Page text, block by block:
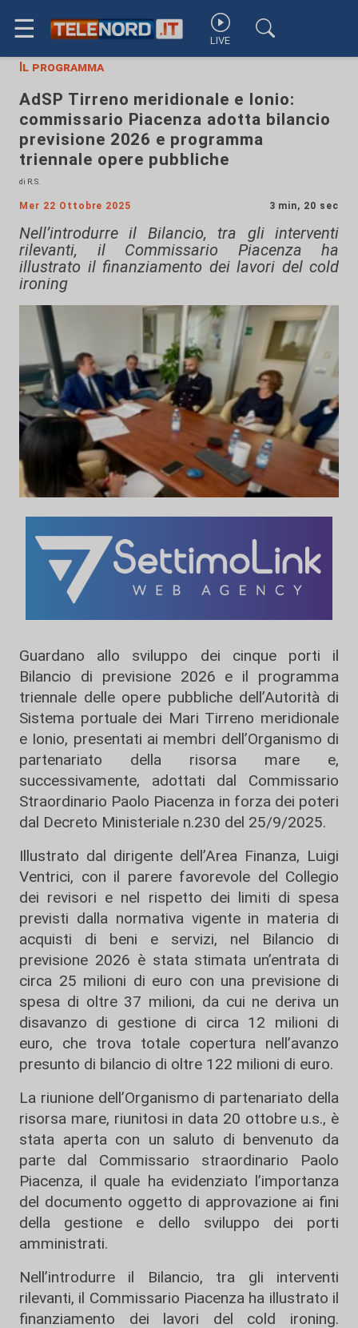
☰ LIVE
Il programma
AdSP Tirreno meridionale e Ionio:
commissario Piacenza adotta bilancio
previsione 2026 e programma
triennale opere pubbliche
di R.S.
Mer 22 Ottobre 2025 3 min, 20 sec
Nell’introdurre il Bilancio, tra gli interventi
rilevanti, il Commissario Piacenza ha
illustrato il finanziamento dei lavori del cold
ironing
Guardano allo sviluppo dei cinque porti il
Bilancio di previsione 2026 e il programma
triennale delle opere pubbliche dell’Autorità di
Sistema portuale dei Mari Tirreno meridionale
e Ionio, presentati ai membri dell’Organismo di
partenariato della risorsa mare e,
successivamente, adottati dal Commissario
Straordinario Paolo Piacenza in forza dei poteri
dal Decreto Ministeriale n.230 del 25/9/2025.
Illustrato dal dirigente dell’Area Finanza, Luigi
Ventrici, con il parere favorevole del Collegio
dei revisori e nel rispetto dei limiti di spesa
previsti dalla normativa vigente in materia di
acquisti di beni e servizi, nel Bilancio di
previsione 2026 è stata stimata un’entrata di
circa 25 milioni di euro con una previsione di
spesa di oltre 37 milioni, da cui ne deriva un
disavanzo di gestione di circa 12 milioni di
euro, che trova totale copertura nell’avanzo
presunto di bilancio di oltre 122 milioni di euro.
La riunione dell’Organismo di partenariato della
risorsa mare, riunitosi in data 20 ottobre u.s., è
stata aperta con un saluto di benvenuto da
parte dal Commissario straordinario Paolo
Piacenza, il quale ha evidenziato l’importanza
del documento oggetto di approvazione ai fini
della gestione e dello sviluppo dei porti
amministrati.
Nell’introdurre il Bilancio, tra gli interventi
rilevanti, il Commissario Piacenza ha illustrato il
finanziamento dei lavori del cold ironing.